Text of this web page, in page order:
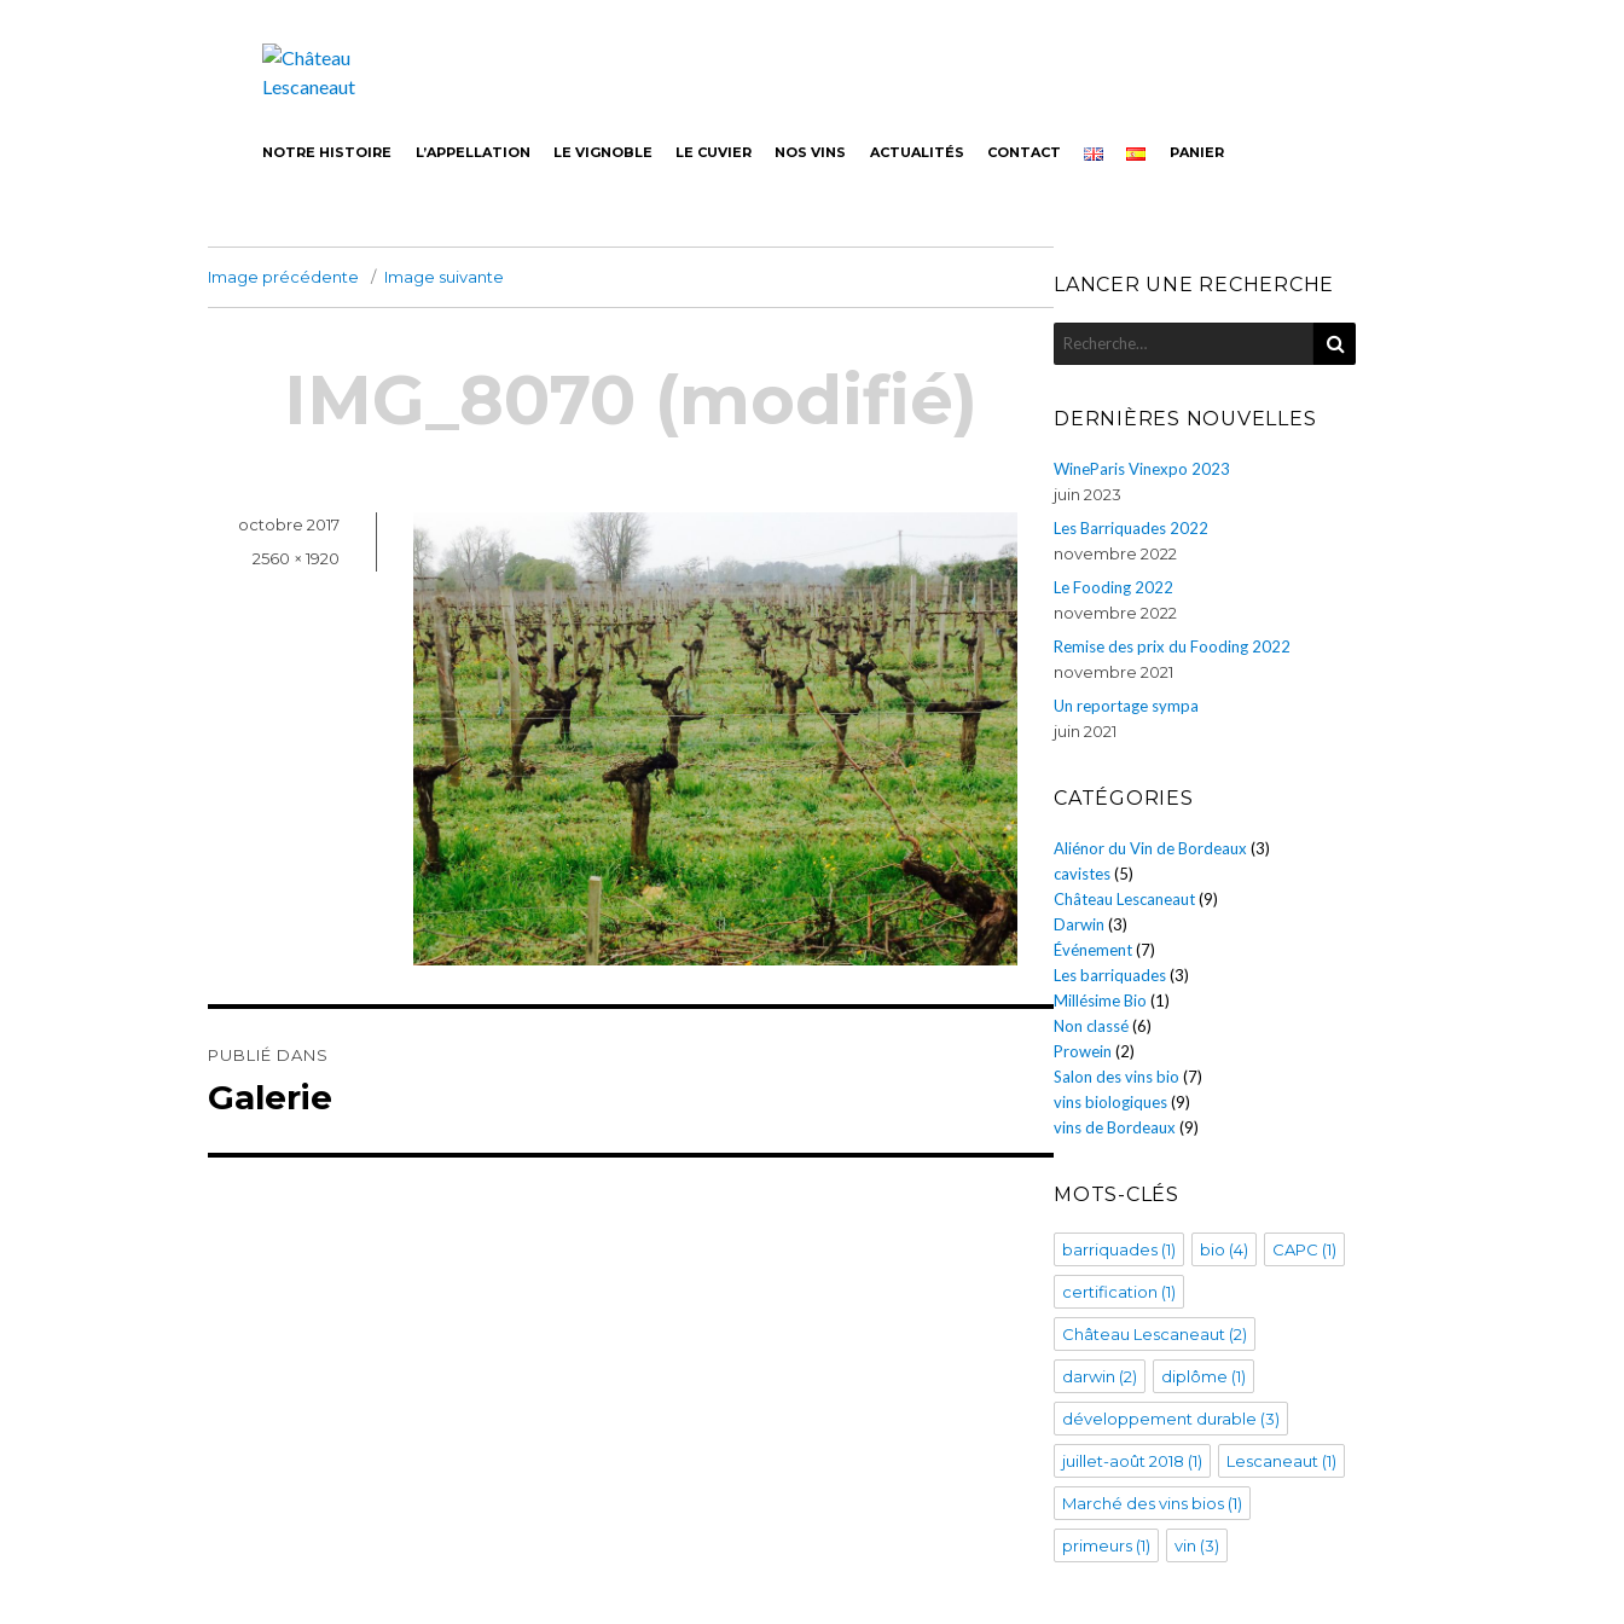
Château Lescaneaut
NOTRE HISTOIRE L’APPELLATION LE VIGNOBLE LE CUVIER NOS VINS ACTUALITÉS CONTACT PANIER
Image précédente Image suivante
IMG_8070 (modifié)
Publié
octobre 2017
Taille
2560 × 1920
de
l’article
PUBLIÉ DANS
Galerie
LANCER UNE RECHERCHE
Recherche
pour
RECHERCHE
DERNIÈRES NOUVELLES
WineParis Vinexpo 2023
juin 2023
Les Barriquades 2022
novembre 2022
Le Fooding 2022
novembre 2022
Remise des prix du Fooding 2022
novembre 2021
Un reportage sympa
juin 2021
CATÉGORIES
Aliénor du Vin de Bordeaux(3)
cavistes(5)
Château Lescaneaut(9)
Darwin (3)
Événement(7)
Les barriquades(3)
Millésime Bio (1)
Non classé(6)
Prowein (2)
Salon des vins bio (7)
vins biologiques(9)
vins de Bordeaux(9)
MOTS-CLÉS
barriquades (1) bio (4) CAPC (1)
certification (1)
Château Lescaneaut (2)
darwin (2) diplôme (1)
développement durable (3)
juillet-août 2018 (1) Lescaneaut (1)
Marché des vins bios (1)
primeurs (1) vin (3)